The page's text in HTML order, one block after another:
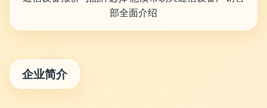
部全面介绍
企业简介